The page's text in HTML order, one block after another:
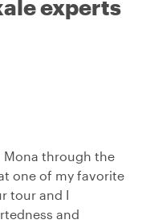
experts
Mona through the
one of my favorite
tour and I
and